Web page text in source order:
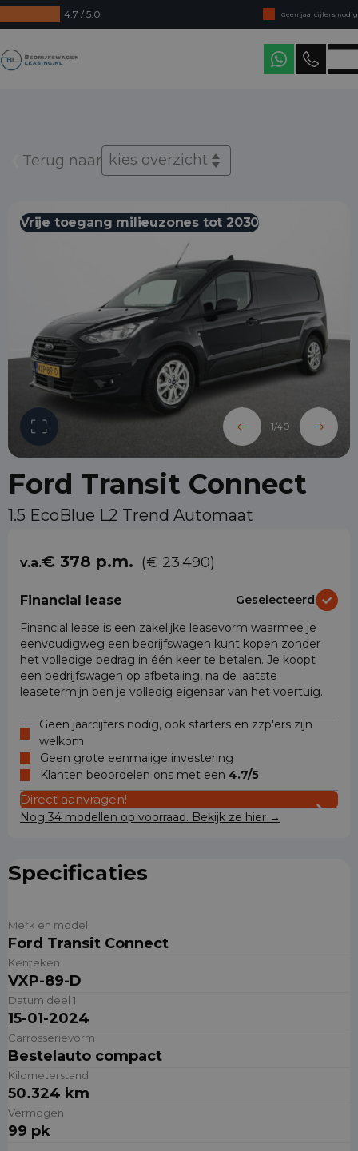
4.7 / 5.0
Geen jaarcijfers nodig
Direct uit voorraad leverbaar
Levering in heel Nederland
Terug naar kies overzicht
Vrije toegang milieuzones tot 2030
1/40
Ford Transit Connect
1.5 EcoBlue L2 Trend Automaat
v.a.€ 378 p.m. (€ 23.490)
Financial lease
Geselecteerd
Financial lease is een zakelijke leasevorm waarmee je
eenvoudigweg een bedrijfswagen kunt kopen zonder
het volledige bedrag in één keer te betalen. Je koopt
een bedrijfswagen op afbetaling, na de laatste
leasetermijn ben je volledig eigenaar van het voertuig.
Geen jaarcijfers nodig, ook starters en zzp'ers zijn
welkom
Geen grote eenmalige investering
Klanten beoordelen ons met een 4.7/5
Direct aanvragen!
Nog 34 modellen op voorraad. Bekijk ze hier →
Specificaties
Merk en model
Ford Transit Connect
Kenteken
VXP-89-D
Datum deel 1
15-01-2024
Carrosserievorm
Bestelauto compact
Kilometerstand
50.324 km
Vermogen
99 pk